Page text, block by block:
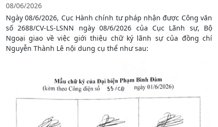
08/06/2026
Ngày 08/6/2026, Cục Hành chính tư pháp nhận được Công văn
số 2688/CV-LS-LSNN ngày 08/6/2026 của Cục Lãnh sự, Bộ
Ngoại giao về việc giới thiệu chữ ký lãnh sự của đồng chí
Nguyễn Thành Lê nội dung cụ thể như sau: